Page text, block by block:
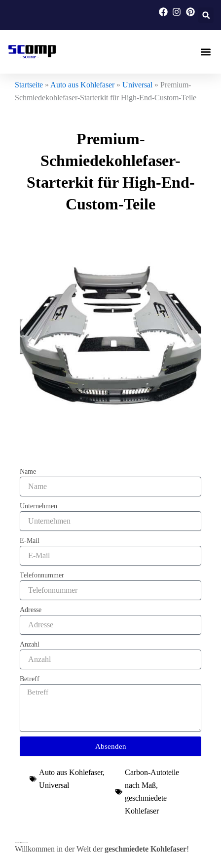
springen
Startseite » Auto aus Kohlefaser» Universal » Premium-
Schmiedekohlefaser-Starterkit für High-End-Custom-Teile
Premium-
Schmiedekohlefaser-
Starterkit für High-End-
Custom-Teile
Name
Unternehmen
E-Mail
Telefonnummer
Adresse
Anzahl
Betreff
Absenden
Auto aus Kohlefaser,
Universal
Carbon-Autoteile
nach Maß,
geschmiedete
Kohlefaser
Willkommen in der Welt dergeschmiedete Kohlefaser!